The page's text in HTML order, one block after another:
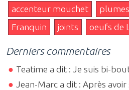
accenteur mouchet
plumes
Franquin
joints oeufs de
Derniers commentaires
Teatime a dit : Je suis bi-
Jean-Marc a dit : Après